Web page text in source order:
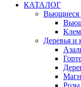
КАТАЛОГ
Вьющиеся
Деревья и